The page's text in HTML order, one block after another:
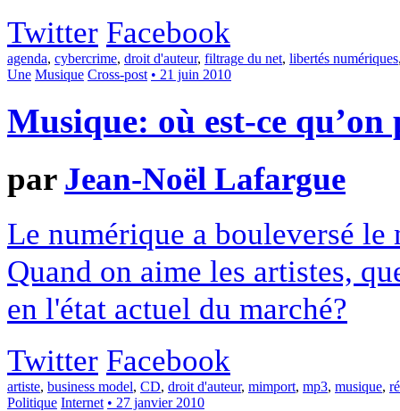
Twitter Facebook
agenda, cybercrime, droit d'auteur, filtrage du net, libertés numériques
Une Musique Cross-post • 21 juin 2010
Musique: où est-ce qu’on
par Jean-Noël Lafargue
Le numérique a bouleversé
Quand on aime les artistes,
en l'état actuel du marché?
Twitter Facebook
artiste, business model, CD, droit d'auteur, mimport, mp3, musique,
Politique Internet • 27 janvier 2010